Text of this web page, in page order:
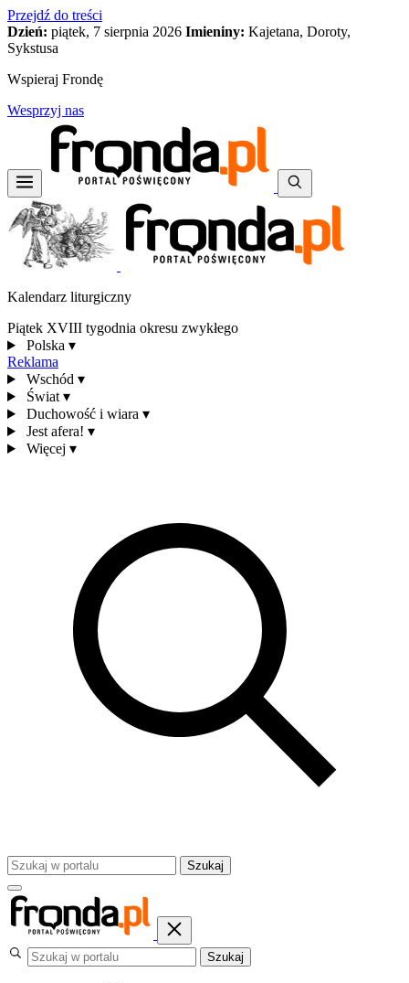
Przejdź do treści
Dzień: piątek, 7 sierpnia 2026 Imieniny: Kajetana, Doroty,
Sykstusa
Wspieraj Frondę
Wesprzyj nas
Kalendarz liturgiczny
Piątek XVIII tygodnia okresu zwykłego
Polska ▾
Reklama
Wschód ▾
Świat ▾
Duchowość i wiara ▾
Jest afera! ▾
Więcej ▾
Szukaj
Szukaj